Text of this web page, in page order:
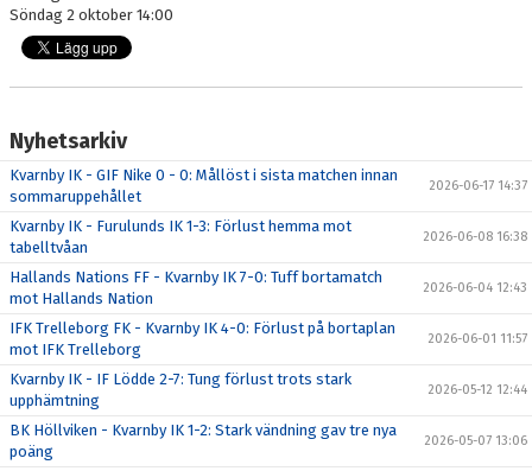
Söndag 2 oktober 14:00
Nyhetsarkiv
Kvarnby IK - GIF Nike 0 - 0: Mållöst i sista matchen innan
sommaruppehållet
2026-06-17 14:37
Kvarnby IK - Furulunds IK 1-3: Förlust hemma mot
tabelltvåan
2026-06-08 16:38
Hallands Nations FF - Kvarnby IK 7-0: Tuff bortamatch
mot Hallands Nation
2026-06-04 12:43
IFK Trelleborg FK - Kvarnby IK 4-0: Förlust på bortaplan
mot IFK Trelleborg
2026-06-01 11:57
Kvarnby IK - IF Lödde 2-7: Tung förlust trots stark
upphämtning
2026-05-12 12:44
BK Höllviken - Kvarnby IK 1-2: Stark vändning gav tre nya
poäng
2026-05-07 13:06